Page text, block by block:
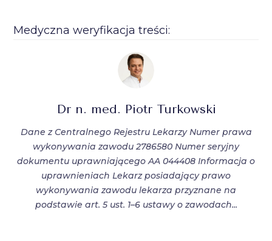
Medyczna weryfikacja treści:
Dr n. med. Piotr Turkowski
Dane z Centralnego Rejestru Lekarzy Numer prawa
wykonywania zawodu 2786580 Numer seryjny
dokumentu uprawniającego AA 044408 Informacja o
uprawnieniach Lekarz posiadający prawo
wykonywania zawodu lekarza przyznane na
podstawie art. 5 ust. 1–6 ustawy o zawodach...